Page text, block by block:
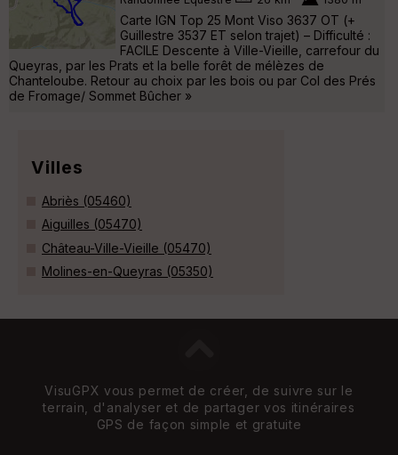
Carte IGN Top 25 Mont Viso 3637 OT (+
Guillestre 3537 ET selon trajet) – Difficulté :
FACILE Descente à Ville-Vieille, carrefour du
Queyras, par les Prats et la belle forêt de mélèzes de
Chanteloube. Retour au choix par les bois ou par Col des Prés
de Fromage/ Sommet Bûcher »
Villes
Abriès (05460)
Aiguilles (05470)
Château-Ville-Vieille (05470)
Molines-en-Queyras (05350)
VisuGPX vous permet de créer, de suivre sur le
terrain, d'analyser et de partager vos itinéraires
GPS de façon simple et gratuite